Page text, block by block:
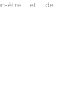
être et de